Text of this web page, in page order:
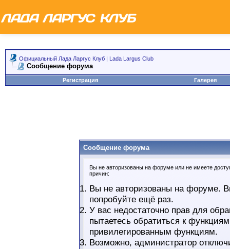
Официальный Лада Ларгус Клуб | Lada Largus Club
Сообщение форума
Регистрация Галерея
Сообщение форума
Вы не авторизованы на форуме или не имеете
причин:
Вы не авторизованы на форуме.
попробуйте ещё раз.
У вас недостаточно прав для
пытаетесь обратиться к
привилегированным функциям.
Возможно, администратор